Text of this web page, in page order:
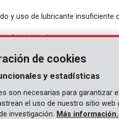
y uso de lubricante insuficiente
o funcionamiento.
quien decidirá si se cumplen las
de cookies
y estadísticas
son necesarias para garantizar
el uso de nuestro sitio
investigación. Más información.